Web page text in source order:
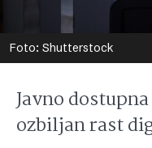
Foto: Shutterstock
Javno
ozbiljan rast